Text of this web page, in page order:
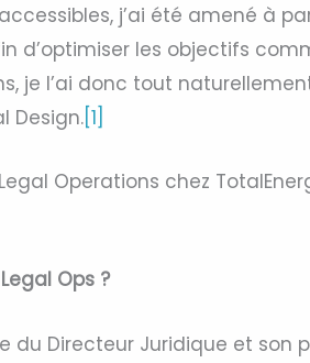
j’ai été amené à
d’optimiser les objectifs
je l’ai donc tout
Design. [1]
Operations chez
Ops ?
du Directeur Juridique et son